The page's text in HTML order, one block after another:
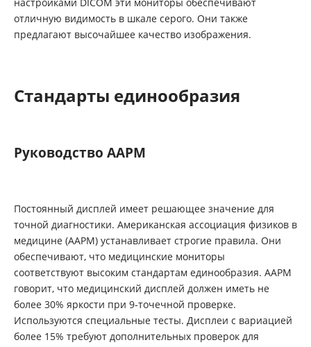
отличную видимость в шкале серого. Они также
предлагают высочайшее качество изображения.
Стандарты единообразия
Руководство AAPM
Постоянный дисплей имеет решающее значение для
точной диагностики. Американская ассоциация физиков в
медицине (AAPM) устанавливает строгие правила. Они
обеспечивают, что медицинские мониторы
соответствуют высоким стандартам единообразия. AAPM
говорит, что медицинский дисплей должен иметь не
более 30% яркости при 9-точечной проверке.
Используются специальные тесты. Дисплеи с вариацией
более 15% требуют дополнительных проверок для